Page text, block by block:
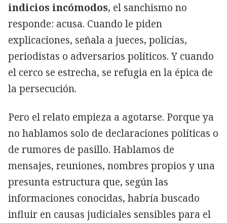
indicios incómodos, el sanchismo no
responde: acusa. Cuando le piden
explicaciones, señala a jueces, policías,
periodistas o adversarios políticos. Y cuando
el cerco se estrecha, se refugia en la épica de
la persecución.
Pero el relato empieza a agotarse. Porque ya
no hablamos solo de declaraciones políticas o
de rumores de pasillo. Hablamos de
mensajes, reuniones, nombres propios y una
presunta estructura que, según las
informaciones conocidas, habría buscado
influir en causas judiciales sensibles para el